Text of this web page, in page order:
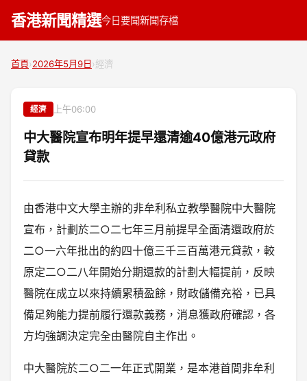
香港新聞精選今日要聞新聞存檔
首頁›2026年5月9日 ›經濟
經濟 上午06:00
中大醫院宣布明年提早還清逾40億港元政府
貸款
由香港中文大學主辦的非牟利私立教學醫院中大醫院
宣布，計劃於二○二七年三月前提早全面清還政府於
二○一六年批出的約四十億三千三百萬港元貸款，較
原定二○二八年開始分期還款的計劃大幅提前，反映
醫院在成立以來持續累積盈餘，財政儲備充裕，已具
備足夠能力提前履行還款義務，消息獲政府確認，各
方均強調決定完全由醫院自主作出。
中大醫院於二○二一年正式開業，是本港首間非牟利